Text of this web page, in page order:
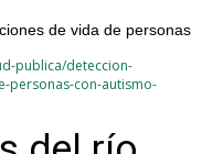
de vida de personas
publica/deteccion-
personas-con-autismo-